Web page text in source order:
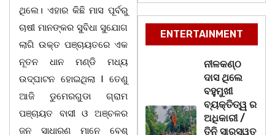
ଥିଲେ। ଏହାର କିଛି ମାସ ପୂର୍ବରୁ
ଚାଷୀ ମାନଙ୍କର ସୁବିଧା ସୁଯୋଗ
ଲାଗି ଉକ୍ତ ପଞ୍ଚାୟତରେ ଏକ
ନୂତନ ଧାନ ମଣ୍ଡି ମଧ୍ୟ
ଉଦ୍ଘାଟନ ହୋଇଥିଲା l ତେଣୁ
ଆଜି ଡୁମେରଗୁଡା ଗ୍ରାମ
ପଞ୍ଚାୟତ ବାସୀ ଓ ଅଞ୍ଚଳର
ଜନ ସାଧାରଣ ମାନେ ବେଶ୍
ENTERTAINMENT
ନୀଳକଣ୍ଠ
ଦାସ ଥିଲେ
ବହୁମୁଖୀ
ବ୍ୟକ୍ତିତ୍ୱ ର
ଅଧିକାରୀ /
ତିନି ସାରସ୍ୱତ